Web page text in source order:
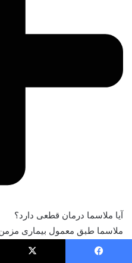
آیا ملاسما درمان قطعی دارد؟
ملاسما طبق معمول بیماری
زیاد تر برای افت لک‌ها و کنترل